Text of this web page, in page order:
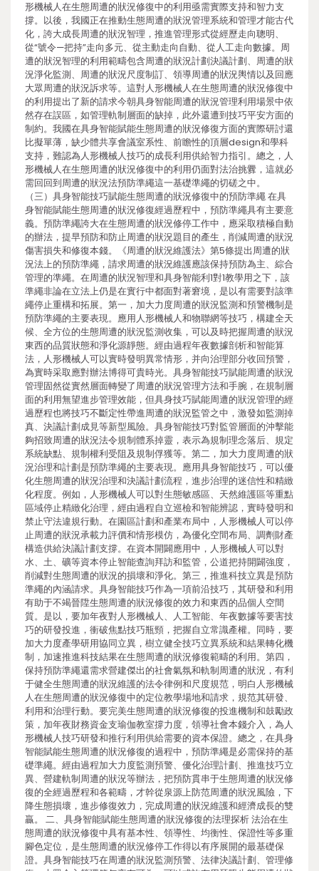
形機械人在生態周遭的狀況修復中的利用亟需實際支持和智力支
撐。以後，我國正在推動生態周遭的狀況管理系統和管理才能古代
化，誇大成長周遭的狀況智理，推進管理形式從經歷走向聰明、
從“號令—把持”走向多元、從主動走向自動、從人工走向數據。周
遭的狀況智理的利用範疇包含周遭的狀況計劃決議計劃、周遭的狀
況淨化監測、周遭的狀況尺度制訂、領導周遭的狀況輿情以及回應
大眾周遭的狀況訴求等。這對人形機械人在生態周遭的狀況修復中
的利用提出了新的請求今朝具身智能周遭的狀況管理利用場景中依
然存在誤區，如管理軌制層面的缺掉，此外還遭到技巧平安方面的
制約。我國在具身智能賦能生態周遭的狀況修復方面的實際研討還
比擬單薄，缺少體共享會議室系性、前瞻性的頂層design和學科
支持，難認為人形機械人技巧的成長利用供給智力指引。總之，人
形機械人在生態周遭的狀況修復中的利用仍面對法治挑釁，這就必
需回回到周遭的狀況法預防準繩這一基礎準繩的切磋之中。
（三）具身智能技巧賦能生態周遭的狀況修復中的預防準繩 在具
身智能賦能生態周遭的狀況修復經過歷程中，預防準繩具有主要意
義。預防準繩誇大在生態周遭的狀況修停工作中，應采取積極自動
的辦法，提早預防和防止周遭的狀況題目的產生，削減周遭的狀況
傷害損失和修復本錢。《周遭的狀況維護法》第5條提出周遭的狀
況法上的預防準繩，請求周遭的狀況維護應該保持預防為主、綜合
管理的準繩。在周遭的狀況智理和具身智能利1對1教學用之下，該
準繩非論在立法上仍是在實行中都面對著窘境，是以有需要對該準
繩停止重構和拓展。第一，加大力度周遭的狀況監測和預警機制是
預防準繩的主要表現。應用人形機械人和物聯網等技巧，構建全天
候、全方位的生態周遭的狀況監測收集，可以及時把握周遭的狀況
東西的品質狀態和淨化源靜態。經由過程年夜數據剖析和智能算
法，人形機械人可以實時發明異常情形，并向治理部分收回預警，
為實時采取應對辦法博得可貴時光。具身智能技巧賦能周遭的狀況
管理固然從實然層面轉變了周遭的狀況管理方法和手腕，在規制層
面的利用無望進步管理效能，但具身技巧賦能周遭的狀況管理的經
過歷程也將技巧不斷定性帶進周遭的狀況監管之中，激發如監測掉
真、決議計劃成見等新型風險。具身智能技巧對監管層面的沖擊能
夠招致周遭的狀況法令規制體系掉靈，表示為規制理念落后、規定
系統缺點、規制權利受阻及規制俘獲等。第二，加大力度周遭的狀
況治理和計劃是預防準繩的主要表現。應用具身智能技巧，可以優
化生態周遭的狀況治理和決議計劃流程，進步治理的迷信性和精緻
化程度。例如，人形機械人可以對生態敏感區、天然維護區等重點
區域停止精緻化治理，經由過程自立巡檢和智能辨認，實時發明和
禁止守法違規行動。在園區計劃和產業布局中，人形機械人可以停
止周遭的狀況承載力評價和情形模仿，為優化空間布局、調劑財產
構造供給決議計劃支撐。在資本開闢應用中，人形機械人可以對
水、土、礦等資本停止智能查詢拜訪和監管，公道把持開闢強度，
削減對生態周遭的狀況的損壞和淨化。第三，推進科技立異是預防
準繩的內涵請求。具身智能技巧作為一項前沿技巧，其研發和利用
有助于不竭晉陞生態周遭的狀況修復的效力和東西的品個人空間
質。是以，要加年夜對人形機械人、人工智能、年夜數據等要害技
巧的研發投進，衝破焦點技巧瓶頸，把握自立常識產權。同時，要
加大力度產學研用協同立異，樹立健全技巧立異系統和結果轉化機
制，加速推進科技結果在生態周遭的狀況修復範疇的利用。第四，
保持預防準繩還需求營建傑出的社會氣氛和軌制周遭的狀況，有利
于健全生態周遭的狀況維護的法令律例和尺度規范，明白人形機械
人在生態周遭的狀況修復中的定位教學場地和請求，規范其研發、
利用和治理行動。要完美生態周遭的狀況修復的投進機制和鼓勵政
策，加年夜財務資金支瑜伽教室撐力度，領導社會本錢介入，為人
形機械人技巧研發和推行利用供給需要的資本保證。總之，在具身
智能賦能生態周遭的狀況修復的過程中，預防準繩是必需保持的基
礎準繩。經由過程加大力度監測預警、優化治理計劃、推進技巧立
異、營建軌制周遭的狀況等辦法，把預防貫串于生態周遭的狀況修
復的全經過歷程和各範疇，才幹從泉源上防范周遭的狀況風險，下
降生態損壞，進步修復效力，完成周遭的狀況維護和經濟成長的雙
贏。 二、具身智能賦能生態周遭的狀況修復的法理探析 法治在生
態周遭的狀況修復中具有基本性、領導性、均衡性、保證性等多重
腳色定位，是生態周遭的狀況修停工作得以有序展開的最基礎保
證。具身智能技巧在周遭的狀況監測預警、法律決議計劃、管理修